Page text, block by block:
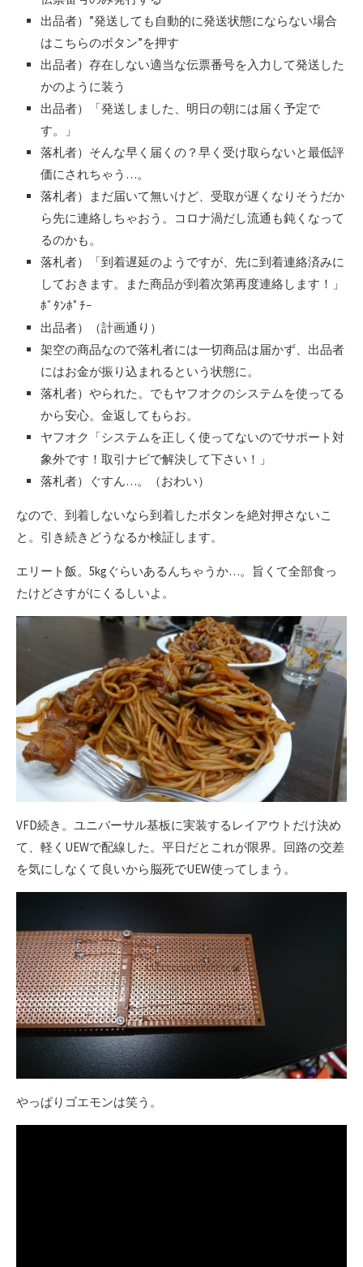
出品者）”発送しても自動的に発送状態にならない場合
はこちらのボタン”を押す
出品者）存在しない適当な伝票番号を入力して発送した
かのように装う
出品者）「発送しました、明日の朝には届く予定で
す。」
落札者）そんな早く届くの？早く受け取らないと最低評
価にされちゃう…。
落札者）まだ届いて無いけど、受取が遅くなりそうだか
ら先に連絡しちゃおう。コロナ渦だし流通も鈍くなって
るのかも。
落札者）「到着遅延のようですが、先に到着連絡済みに
しておきます。また商品が到着次第再度連絡します！」
ﾎﾞﾀﾝﾎﾟﾁｰ
出品者）（計画通り）
架空の商品なので落札者には一切商品は届かず、出品者
にはお金が振り込まれるという状態に。
落札者）やられた。でもヤフオクのシステムを使ってる
から安心。金返してもらお。
ヤフオク「システムを正しく使ってないのでサポート対
象外です！取引ナビで解決して下さい！」
落札者）ぐすん…。（おわい）
なので、到着しないなら到着したボタンを絶対押さないこ
と。引き続きどうなるか検証します。
エリート飯。5kgぐらいあるんちゃうか…。旨くて全部食っ
たけどさすがにくるしいよ。
VFD続き。ユニバーサル基板に実装するレイアウトだけ決め
て、軽くUEWで配線した。平日だとこれが限界。回路の交差
を気にしなくて良いから脳死でUEW使ってしまう。
やっぱりゴエモンは笑う。